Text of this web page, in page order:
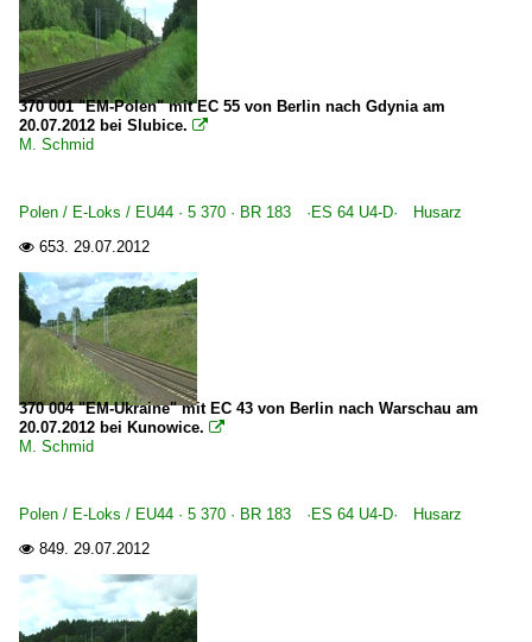
370 001 "EM-Polen" mit EC 55 von Berlin nach Gdynia am
20.07.2012 bei Slubice. 
M. Schmid
Polen / E-Loks / EU44 · 5 370 · BR 183 ·ES 64 U4-D· Husarz
 653. 29.07.2012
370 004 "EM-Ukraine" mit EC 43 von Berlin nach Warschau am
20.07.2012 bei Kunowice. 
M. Schmid
Polen / E-Loks / EU44 · 5 370 · BR 183 ·ES 64 U4-D· Husarz
 849. 29.07.2012